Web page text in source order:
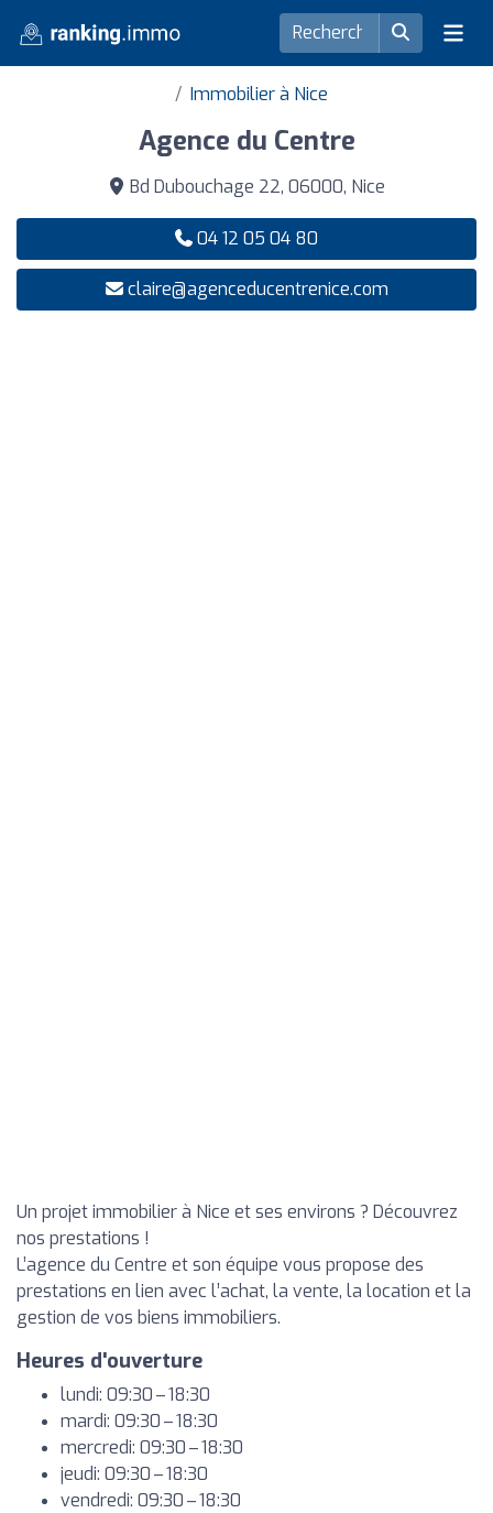
Immobilier à Nice
Agence du Centre
Bd Dubouchage 22, 06000, Nice
04 12 05 04 80
claire@agenceducentrenice.com
Un projet immobilier à Nice et ses environs ? Découvrez
nos prestations !
L’agence du Centre et son équipe vous propose des
prestations en lien avec l’achat, la vente, la location et la
gestion de vos biens immobiliers.
Heures d'ouverture
lundi: 09:30 – 18:30
mardi: 09:30 – 18:30
mercredi: 09:30 – 18:30
jeudi: 09:30 – 18:30
vendredi: 09:30 – 18:30